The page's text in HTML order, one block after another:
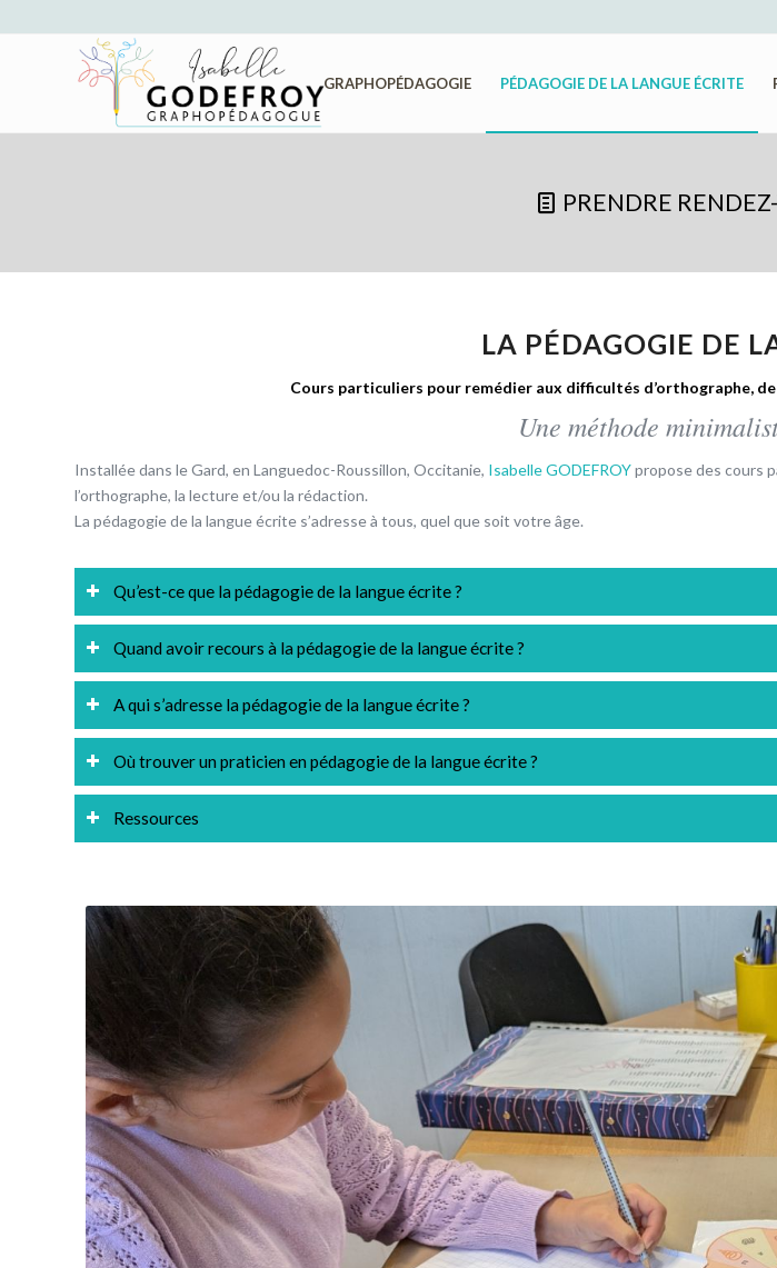
GRAPHOPÉDAGOGIE PÉDAGOGIE DE LA LANGUE ÉCRITE
PRENDRE
LA PÉDAGOGIE DE
Cours particuliers pour remédier aux difficultés d’orthographe,
Une méthode
Installée dans le Gard, en Languedoc-Roussillon, Occitanie, Isabelle GODEFROYpropose des cours
l’orthographe, la lecture et/ou la rédaction.
La pédagogie de la langue écrite s’adresse à tous, quel que soit votre âge.
Qu’est-ce que la pédagogie de la langue écrite ?
Quand avoir recours à la pédagogie de la langue écrite ?
A qui s’adresse la pédagogie de la langue écrite ?
Où trouver un praticien en pédagogie de la langue écrite ?
Ressources